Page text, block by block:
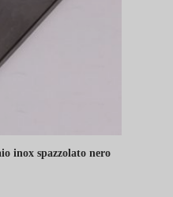
inox spazzolato nero